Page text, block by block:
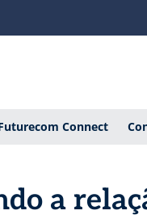
Connect
a